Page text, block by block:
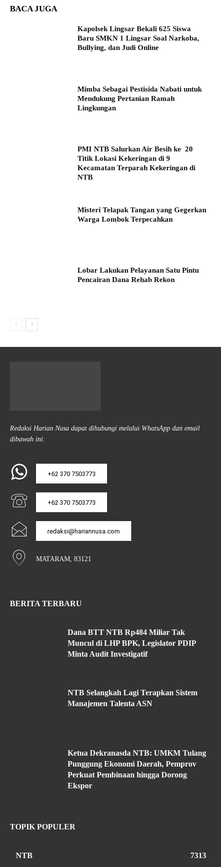
BACA JUGA
Kapolsek Lingsar Bekali 625 Siswa
Baru SMKN 1 Lingsar Soal Narkoba,
Bullying, dan Judi Online
Mimba Sebagai Pestisida Nabati untuk
Mendukung Pertanian Ramah
Lingkungan
PMI NTB Salurkan Air Besih ke 20
Titik Lokasi Kekeringan di 9
Kecamatan Terparah Kekeringan di
NTB
Misteri Telapak Tangan yang Gegerkan
Warga Lombok Terpecahkan
Lobar Lakukan Pelayanan Satu Pintu
Pencairan Dana Rehab Rekon
Redaksi Harian Nusa dapat dihubungi melalui WhatsApp dan email
dibawah ini:
+62 370 7503773
+62 370 7503773
redaksi@hariannusa.com
MATARAM, 83121
BERITA TERBARU
Dana BTT NTB Rp484 Miliar Tak
Muncul di LHP BPK, Legislator PDIP
Minta Audit Investigatif
NTB Selangkah Lagi Terapkan Sistem
Manajemen Talenta ASN
Ketua Dekranasda NTB: UMKM Tulang
Punggung Ekonomi Daerah, Pemprov
Perkuat Pembinaan hingga Dorong
Ekspor
TOPIK POPULER
NTB 7313